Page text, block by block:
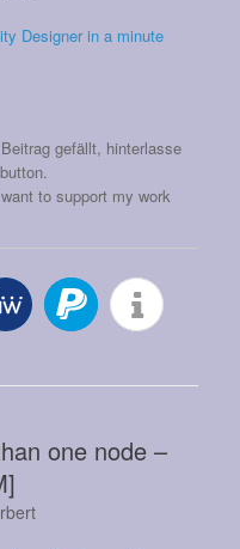
gefällt, hinterlasse
to support my work
one node –